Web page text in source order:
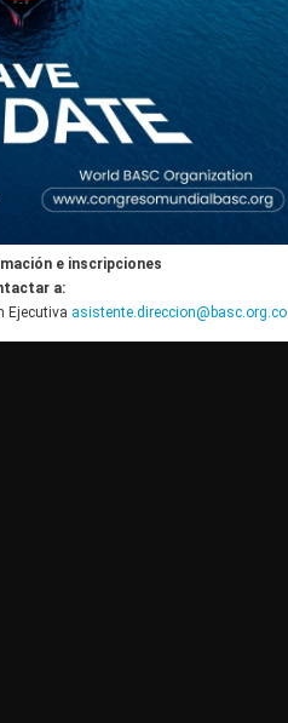
e inscripciones
a:
Ejecutiva asistente.direccion@basc.org.co